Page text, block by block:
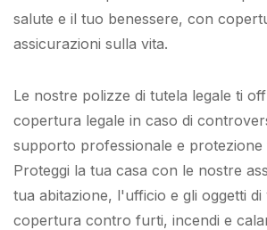
salute e il tuo benessere, con
assicurazioni sulla vita.
Le nostre polizze di tutela legale ti
copertura legale in caso di
supporto professionale e protezione
Proteggi la tua casa con le nostre
tua abitazione, l'ufficio e gli oggetti
copertura contro furti, incendi e